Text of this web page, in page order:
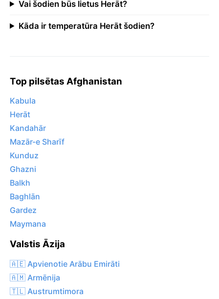
Vai šodien būs lietus Herāt?
Kāda ir temperatūra Herāt šodien?
Top pilsētas Afghanistan
Kabula
Herāt
Kandahār
Mazār-e Sharīf
Kunduz
Ghazni
Balkh
Baghlān
Gardez
Maymana
Valstis Āzija
🇦🇪 Apvienotie Arābu Emirāti
🇦🇲 Armēnija
🇹🇱 Austrumtimora